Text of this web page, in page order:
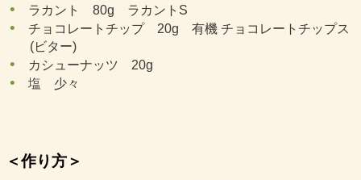
ラカント 80g ラカントS
チョコレートチップ 20g 有機 チョコレートチップス
(ビター)
カシューナッツ 20g
塩 少々
＜作り方＞